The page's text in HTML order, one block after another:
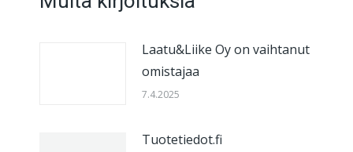
Laatu&Liike Oy on vaihtanut
omistajaa
7.4.2025
Tuotetiedot.fi